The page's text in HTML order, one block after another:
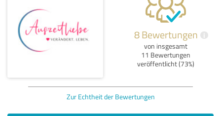
8 Bewertungen i
von insgesamt
11 Bewertungen
veröffentlicht (73%)
Zur Echtheit der Bewertungen